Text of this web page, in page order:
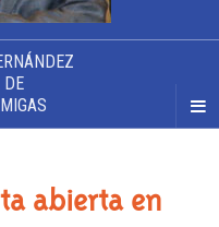
DE
abierta en